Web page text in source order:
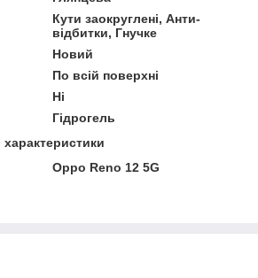
Кути заокруглені, Анти-
відбитки, Гнучке
Новий
По всій поверхні
Ні
Гідрогель
Oppo Reno 12 5G